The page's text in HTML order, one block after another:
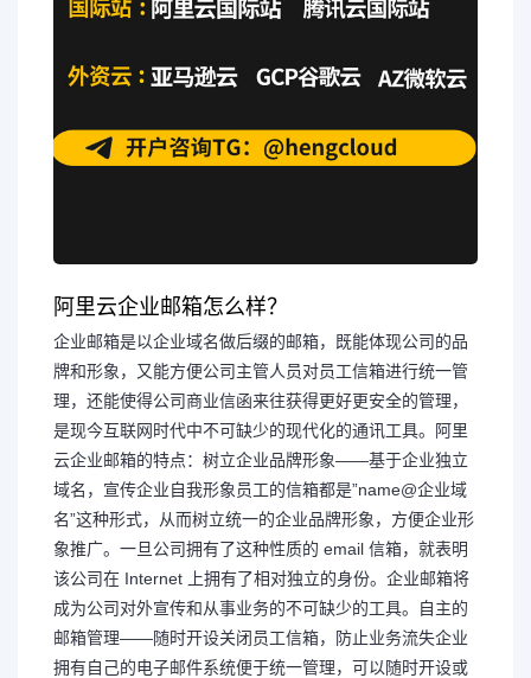
阿里云企业邮箱怎么样？
企业邮箱是以企业域名做后缀的邮箱，既能体现公司的品
牌和形象，又能方便公司主管人员对员工信箱进行统一管
理，还能使得公司商业信函来往获得更好更安全的管理，
是现今互联网时代中不可缺少的现代化的通讯工具。阿里
云企业邮箱的特点：树立企业品牌形象——基于企业独立
域名，宣传企业自我形象员工的信箱都是”name@企业域
名”这种形式，从而树立统一的企业品牌形象，方便企业形
象推广。一旦公司拥有了这种性质的 email 信箱，就表明
该公司在 Internet 上拥有了相对独立的身份。企业邮箱将
成为公司对外宣传和从事业务的不可缺少的工具。自主的
邮箱管理——随时开设关闭员工信箱，防止业务流失企业
拥有自己的电子邮件系统便于统一管理，可以随时开设或